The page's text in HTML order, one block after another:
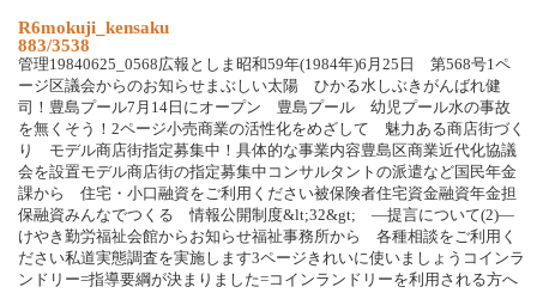
R6mokuji_kensaku
883/3538
管理19840625_0568広報としま昭和59年(1984年)6月25日 第568号1ペ
ージ区議会からのお知らせまぶしい太陽 ひかる水しぶきがんばれ健
司！豊島プール7月14日にオープン 豊島プール 幼児プール水の事故
を無くそう！2ページ小売商業の活性化をめざして 魅力ある商店街づく
り モデル商店街指定募集中！具体的な事業内容豊島区商業近代化協議
会を設置モデル商店街の指定募集中コンサルタントの派遣など国民年金
課から 住宅・小口融資をご利用ください被保険者住宅資金融資年金担
保融資みんなでつくる 情報公開制度&lt;32&gt; ―提言について(2)―
けやき勤労福祉会館からお知らせ福祉事務所から 各種相談をご利用く
ださい私道実態調査を実施します3ページきれいに使いましょうコインラ
ンドリー=指導要綱が決まりました=コインランドリーを利用される方へ